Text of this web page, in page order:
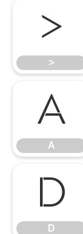
>
>
A
A
D
D